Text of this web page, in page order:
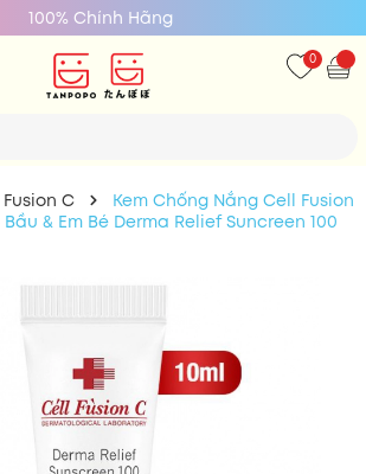
100% Chính Hãng
0
C
Kem Chống Nắng Cell Fusion
& Em Bé Derma Relief Suncreen 100